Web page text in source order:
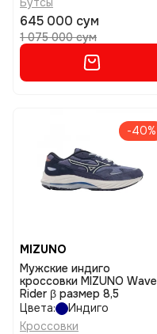
645 000 сум
1 075 000 сум
-40%
MIZUNO
Мужские индиго
кроссовки MIZUNO Wave
Rider β размер 8,5
Цвета:
Индиго
Кроссовки